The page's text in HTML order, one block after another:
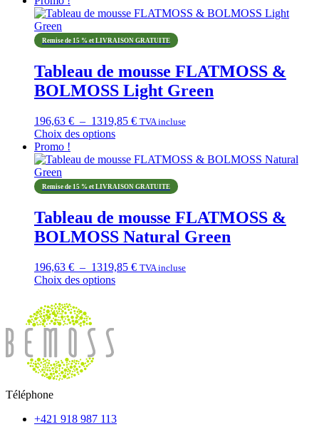
183,61 €
1612,68 €
produit
a
plusieurs
variations.
Les
options
peuvent
être
choisies
sur
la
page
du
produit
Remise de 15 % et LIVRAISON GRATUITE
Tableau de mousse FLATMOSS &
BOLMOSS Light Green
196,63 € – 1319,85 €Plage
196,63 €
1319,85 €
TVA incluse
Choix des options
Ce
produit
a
plusieurs
variations.
Les
options
peuvent
être
choisies
sur
la
du
produit
Promo !
Remise de 15 % et LIVRAISON GRATUITE
Tableau de mousse FLATMOSS &
BOLMOSS Natural Green
196,63 € – 1319,85 €Plage
TVA incluse
Choix des options
produit
a
plusieurs
Les
options
peuvent
être
sur
Téléphone
+421 918 987 113